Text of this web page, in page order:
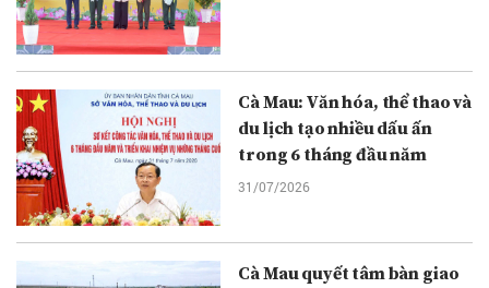
Cà Mau: Văn hóa, thể thao và
du lịch tạo nhiều dấu ấn
trong 6 tháng đầu năm
31/07/2026
Cà Mau quyết tâm bàn giao